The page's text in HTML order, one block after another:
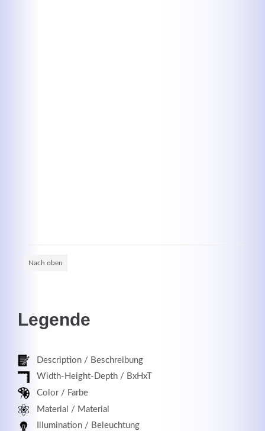
Nach oben
Legende
Description / Beschreibung
Width-Height-Depth / BxHxT
Color / Farbe
Material / Material
Illumination / Beleuchtung
Registrieren